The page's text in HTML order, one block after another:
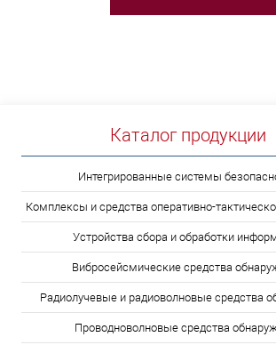
Каталог продукции
Интегрированные системы
Комплексы и средства оперативно-
Устройства сбора и обработки
Вибросейсмические средства
Радиолучевые и радиоволновые средства
Проводноволновые средства